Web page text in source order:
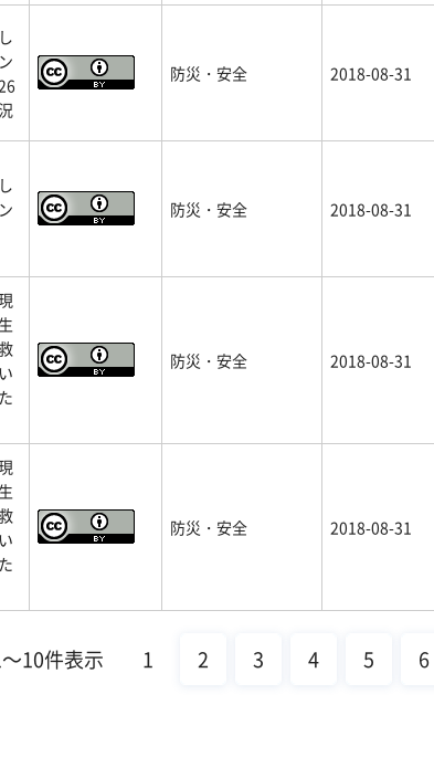
防災・安全 2018-08-31
防災・安全 2018-08-31
防災・安全 2018-08-31
防災・安全 2018-08-31
10件表示 1 2 3 4 5 6